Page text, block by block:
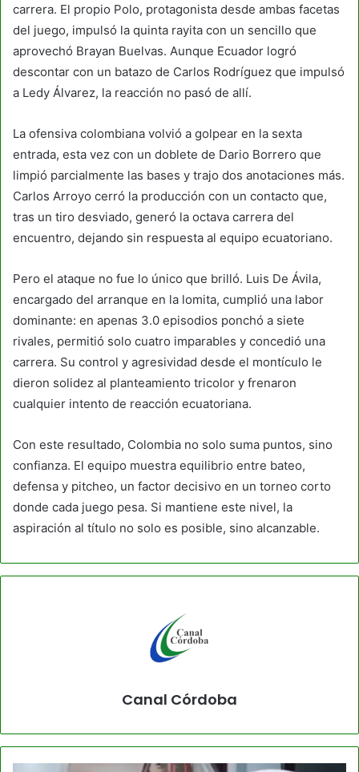
carrera. El propio Polo, protagonista desde ambas facetas
del juego, impulsó la quinta rayita con un sencillo que
aprovechó Brayan Buelvas. Aunque Ecuador logró
descontar con un batazo de Carlos Rodríguez que impulsó
a Ledy Álvarez, la reacción no pasó de allí.
La ofensiva colombiana volvió a golpear en la sexta
entrada, esta vez con un doblete de Dario Borrero que
limpió parcialmente las bases y trajo dos anotaciones más.
Carlos Arroyo cerró la producción con un contacto que,
tras un tiro desviado, generó la octava carrera del
encuentro, dejando sin respuesta al equipo ecuatoriano.
Pero el ataque no fue lo único que brilló. Luis De Ávila,
encargado del arranque en la lomita, cumplió una labor
dominante: en apenas 3.0 episodios ponchó a siete
rivales, permitió solo cuatro imparables y concedió una
carrera. Su control y agresividad desde el montículo le
dieron solidez al planteamiento tricolor y frenaron
cualquier intento de reacción ecuatoriana.
Con este resultado, Colombia no solo suma puntos, sino
confianza. El equipo muestra equilibrio entre bateo,
defensa y pitcheo, un factor decisivo en un torneo corto
donde cada juego pesa. Si mantiene este nivel, la
aspiración al título no solo es posible, sino alcanzable.
Canal Córdoba